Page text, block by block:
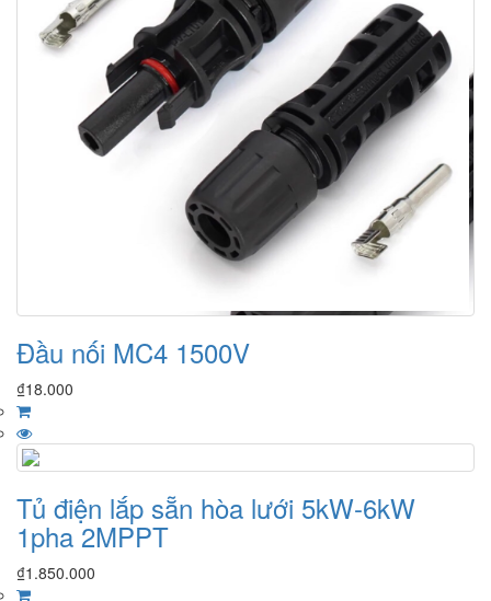
Đầu nối MC4 1500V
₫18.000
Tủ điện lắp sẵn hòa lưới 5kW-6kW
1pha 2MPPT
₫1.850.000